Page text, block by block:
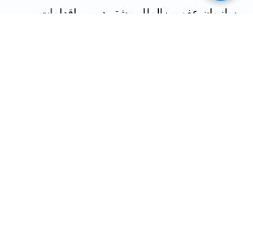
سازمان عفو بین‌الملل پیشتر در پی اقدامات